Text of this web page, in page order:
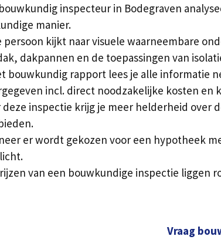
inspecteur in Bodegraven
manier.
persoon kijkt naar visuele waarneembare
dakpannen en de toepassingen van
bouwkundig rapport lees je alle informatie
incl. direct noodzakelijke kosten en
deze inspectie krijg je meer helderheid over
er wordt gekozen voor een hypotheek
van een bouwkundige inspectie liggen
Vraag